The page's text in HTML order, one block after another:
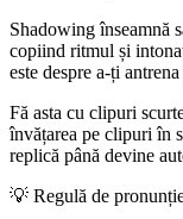
Shadowing înseamnă
copiind ritmul și
este despre a-ți
Fă asta cu clipuri
învățarea pe clipuri în
replică până devine
💡 Regulă de